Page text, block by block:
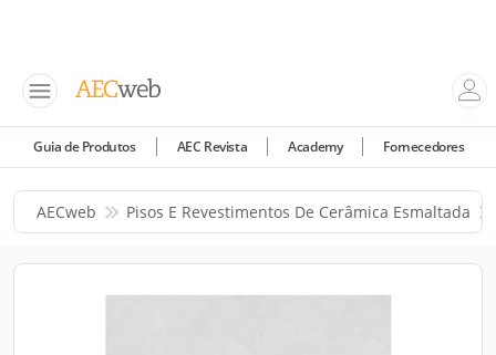
Guia de Produtos AEC Revista Academy Fornecedores
AECweb Pisos E Revestimentos De Cerâmica Esmaltada